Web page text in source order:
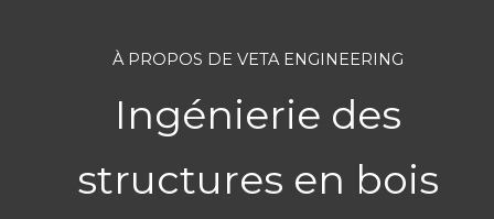
À PROPOS DE VETA ENGINEERING
Ingénierie des
structures en bois